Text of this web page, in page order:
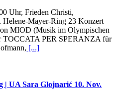
Uhr, Frieden Christi,
Mayer-Ring 23 Konzert
MIOD (Musik im Olympischen
TOCCATA PER SPERANZA für
[...]
| UA Sara Glojnarić 10. Nov.